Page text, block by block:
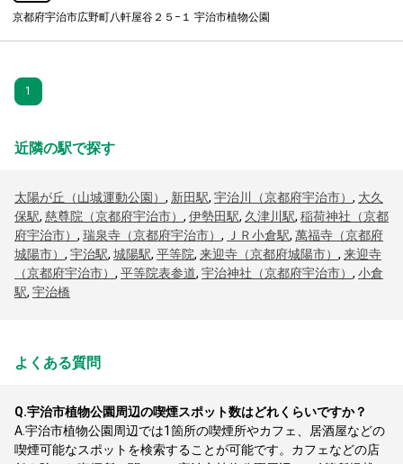
京都府宇治市広野町八軒屋谷２５−１ 宇治市植物公園
1
近隣の駅で探す
太陽が丘（山城運動公園） , 新田駅, 宇治川（京都府宇治市） , 大久
保駅, 慈尊院（京都府宇治市） , 伊勢田駅, 久津川駅, 稲荷神社（京都
府宇治市） , 瑞泉寺（京都府宇治市） , ＪＲ小倉駅, 萬福寺（京都府
城陽市） , 宇治駅, 城陽駅, 平等院, 来迎寺（京都府城陽市） , 来迎寺
（京都府宇治市） , 平等院表参道, 宇治神社（京都府宇治市） , 小倉
駅, 宇治橋
よくある質問
Q.宇治市植物公園周辺の喫煙スポット数はどれくらいですか？
A.宇治市植物公園周辺では1箇所の喫煙所やカフェ、居酒屋などの
喫煙可能なスポットを検索することが可能です。カフェなどの店